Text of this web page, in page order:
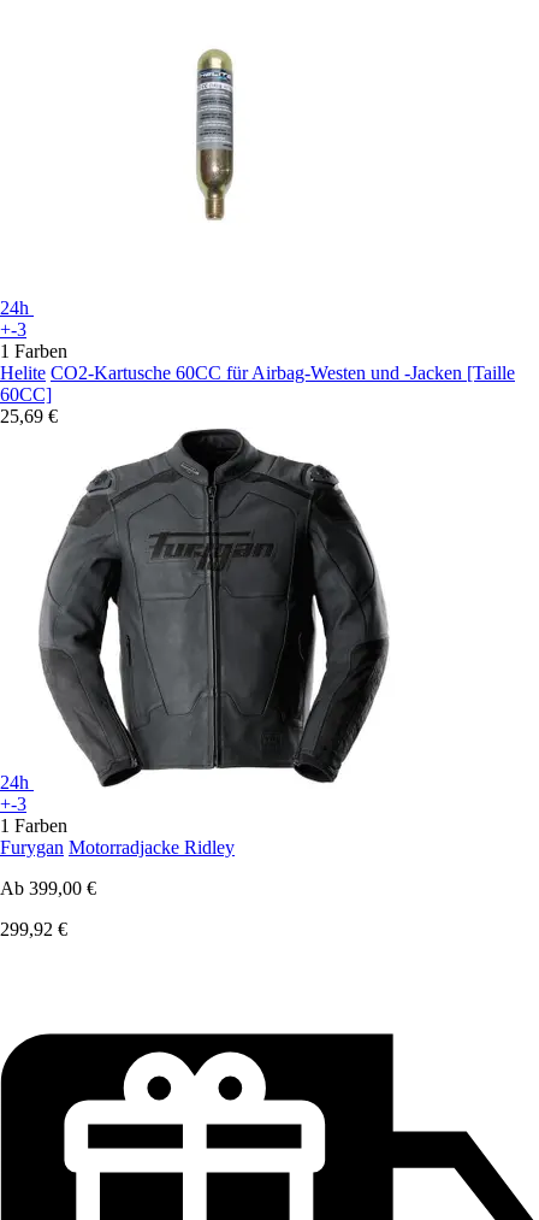
24h
+-3
1 Farben
Helite CO2-Kartusche 60CC für Airbag-Westen und -Jacken [Taille
60CC]
25,69 €
24h
+-3
1 Farben
Furygan Motorradjacke Ridley
Ab 399,00 €
299,92 €